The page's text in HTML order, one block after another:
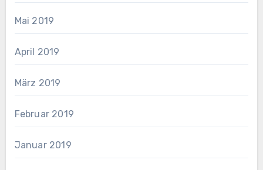
Mai 2019
April 2019
März 2019
Februar 2019
Januar 2019